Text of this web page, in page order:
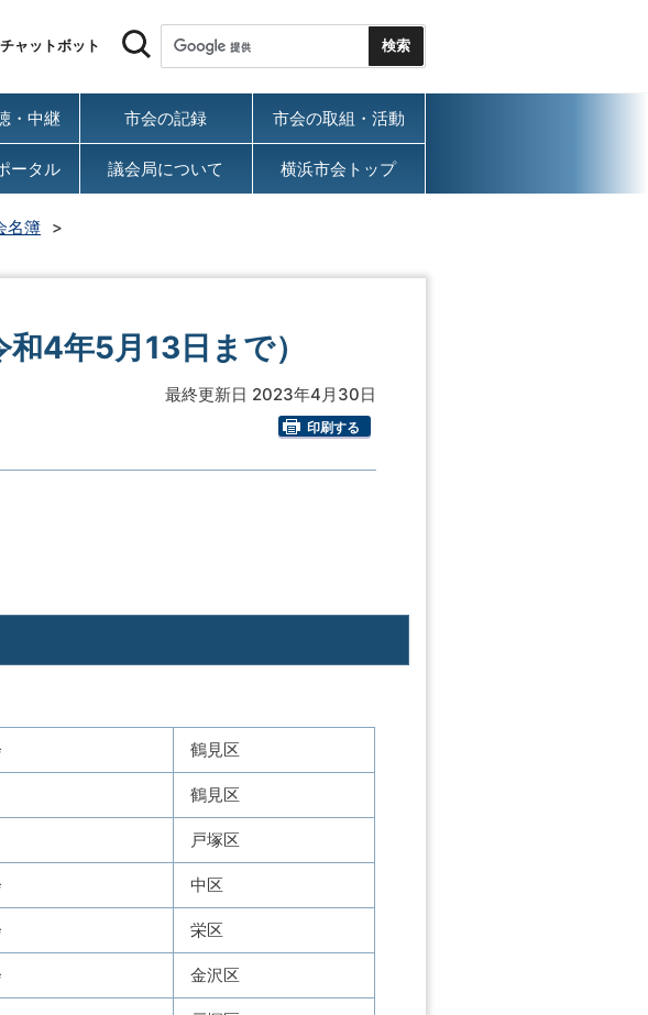
チャットボット
・中継 市会の記録 市会の取組・活動
ータル 議会局について 横浜市会トップ
名簿
4年5月13日まで）
最終更新日 2023年4月30日
印刷する
鶴見区
鶴見区
戸塚区
中区
栄区
金沢区